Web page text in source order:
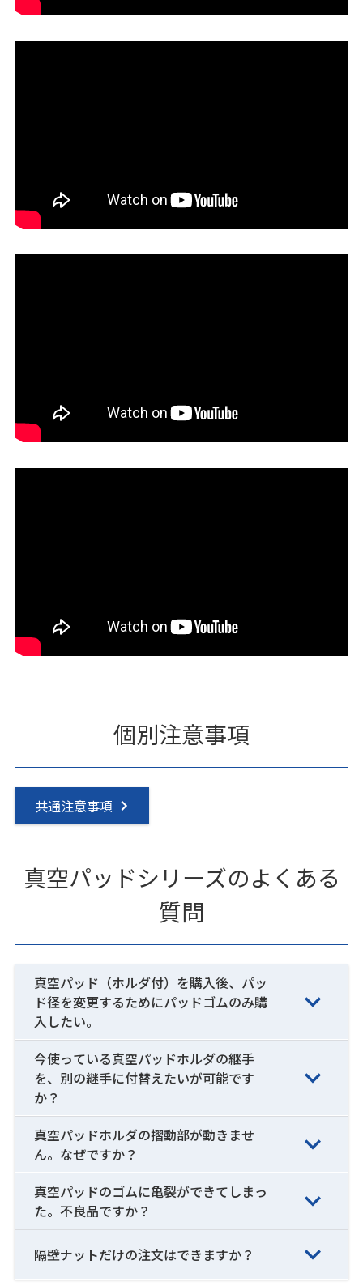
個別注意事項
共通注意事項
真空パッドシリーズのよくある
質問
真空パッド（ホルダ付）を購入後、パッ
ド径を変更するためにパッドゴムのみ購
入したい。
今使っている真空パッドホルダの継手
を、別の継手に付替えたいが可能です
か？
真空パッドホルダの摺動部が動きませ
ん。なぜですか？
真空パッドのゴムに亀裂ができてしまっ
た。不良品ですか？
隔壁ナットだけの注文はできますか？